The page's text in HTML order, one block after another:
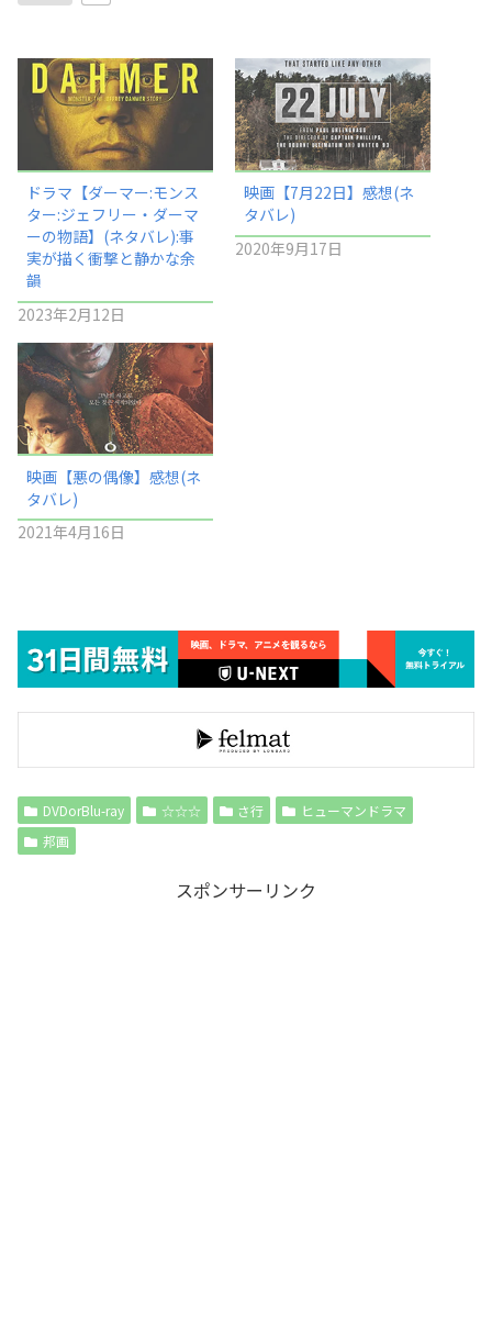
ドラマ【ダーマー:モンス
ター:ジェフリー・ダーマ
ーの物語】(ネタバレ):事
実が描く衝撃と静かな余
韻
2023年2月12日
映画【7月22日】感想(ネ
タバレ)
2020年9月17日
映画【悪の偶像】感想(ネ
タバレ)
2021年4月16日
DVDorBlu-ray ☆☆☆ さ行
ヒューマンドラマ
邦画
スポンサーリンク